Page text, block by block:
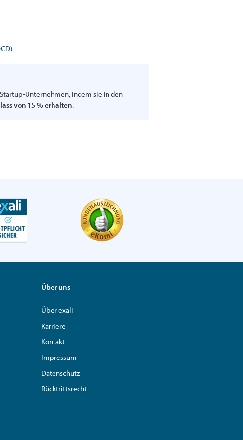
Unternehmen, indem sie in den
von 15 % erhalten.
Über uns
Über exali
Karriere
Kontakt
Impressum
Datenschutz
Rücktrittsrecht